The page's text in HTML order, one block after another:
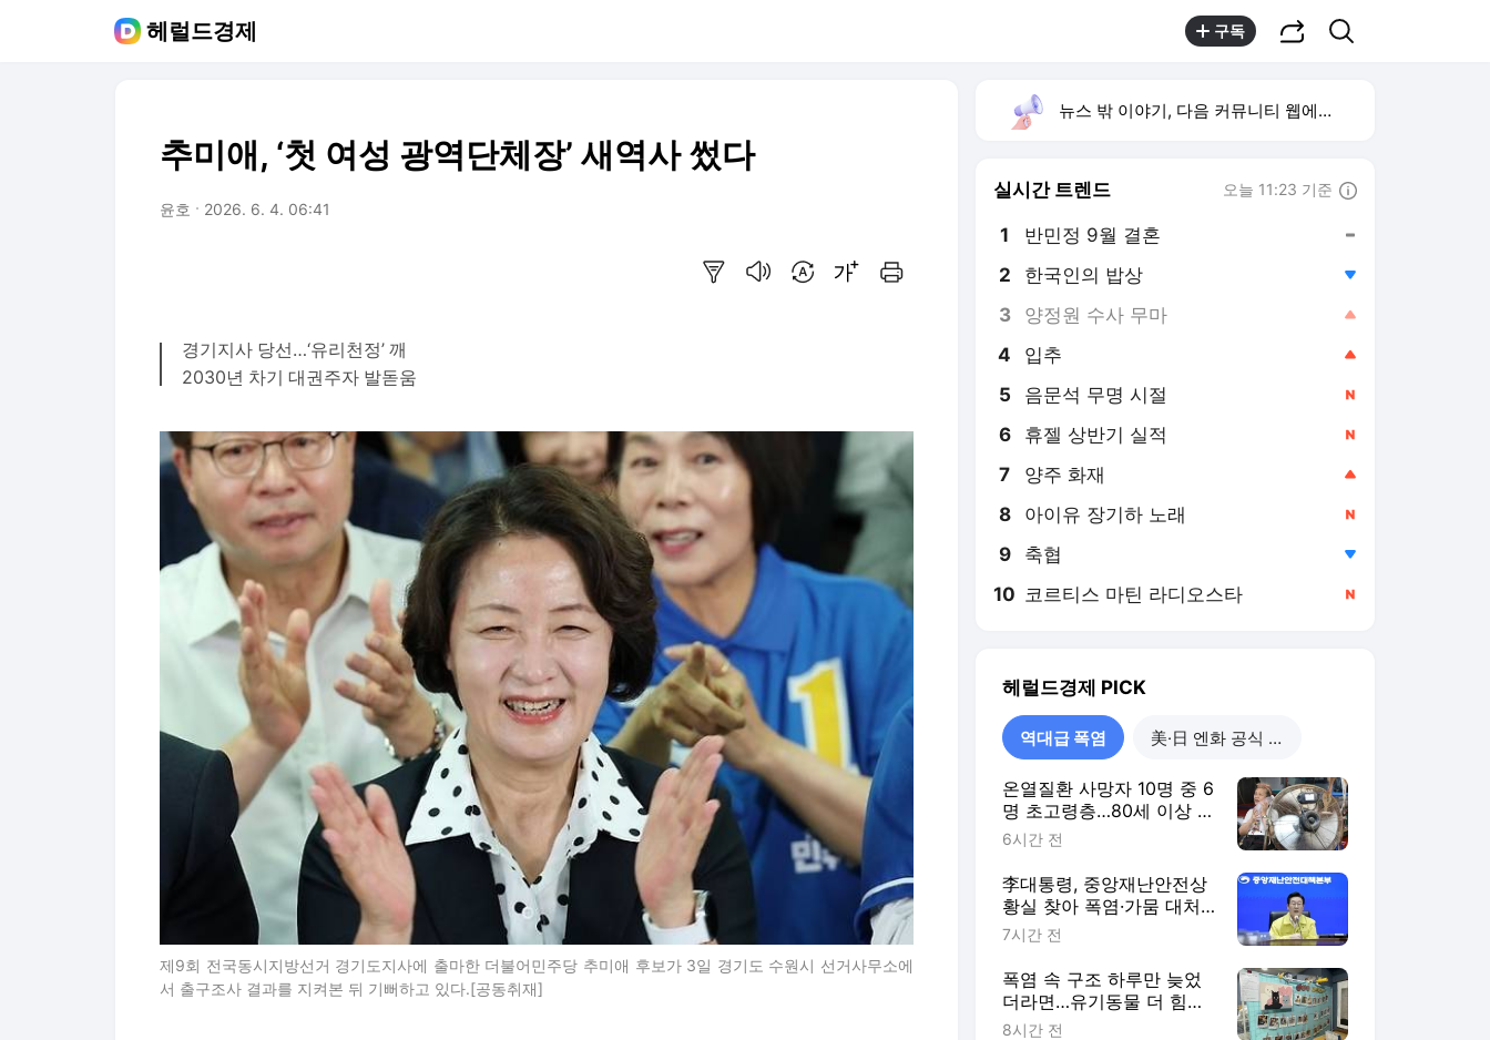
헤럴드경제 구독
추미애, ‘첫 여성 광역단체장’ 새역사 썼다
윤호 2026. 6. 4. 06:41
경기지사 당선…‘유리천정’ 깨
2030년 차기 대권주자 발돋움
제9회 전국동시지방선거 경기도지사에 출마한 더불어민주당 추미애 후보가 3일 경기도 수원시 선거사무소에
서 출구조사 결과를 지켜본 뒤 기뻐하고 있다.[공동취재]
뉴스 밖 이야기, 다음 커뮤니티 웹에서 보기
실시간 트렌드 오늘 11:23 기준
1 반민정 9월 결혼
2 한국인의 밥상
3 양정원 수사 무마
4 입추
5 음문석 무명 시절
6 휴젤 상반기 실적
7 양주 화재
8 아이유 장기하 노래
9 축협
10 코르티스 마틴 라디오스타
헤럴드경제 PICK
역대급 폭염 美·日 엔화 공식 개입
온열질환 사망자 10명 중 6
명 초고령층…80세 이상 집
중 보호 추진
6시간 전
李대통령, 중앙재난안전상
황실 찾아 폭염·가뭄 대처
점검
7시간 전
폭염 속 구조 하루만 늦었
더라면…유기동물 더 힘겨
운 여름나기
8시간 전